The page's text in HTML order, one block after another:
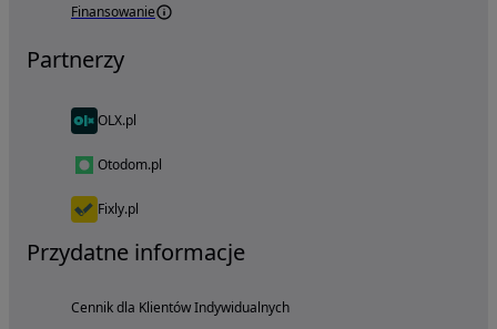
Finansowanie
Partnerzy
OLX.pl
Otodom.pl
Fixly.pl
Przydatne informacje
Cennik dla Klientów Indywidualnych